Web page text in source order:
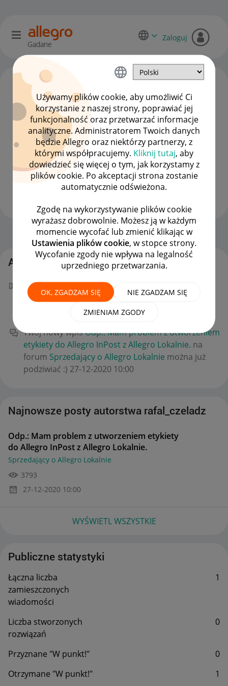
Używamy plików cookie, aby umożliwić Ci
korzystanie z naszej strony, poprawiać jej
funkcjonalność oraz przetwarzać informacje
analityczne. Administratorem Twoich danych
będzie Allegro oraz niektórzy partnerzy, z
którymi współpracujemy. Kliknij tutaj, aby
dowiedzieć się więcej o tym, jak korzystamy z
plików cookie. Po akceptacji strona zostanie
automatycznie odświeżona.
Zgodę na wykorzystywanie plików cookie
wyrażasz dobrowolnie. Możesz ją w każdym
momencie wycofać lub zmienić klikając w
Ustawienia plików cookie, w stopce strony.
Wycofanie zgody nie wpływa na legalność
uprzedniego przetwarzania.
OK, ZGADZAM SIĘ NIE ZGADZAM SIĘ
ZMIENIAM ZGODY
Gadane
Zaloguj
rafal_czeladz
#7 Wielbiciel
Strona Główna OPCJE
Aktywność rafal_czeladz
Gratulacje! Masz nowy "W punkt!" za wpis
Mam problem z utworzeniem etykiety do Allegro
InPost z Allegro Lokalnie..‎06-01-2021
Twój nowy wpisOdp.: Mam problem z utworzeniem
etykiety do Allegro InPost z Allegro Lokalnie. na
forum Sprzedający o Allegro Lokalnie można już
podziwiać :) ‎27-12-2020 10:00
Najnowsze posty autorstwa rafal_czeladz
Odp.: Mam problem z utworzeniem etykiety
do Allegro InPost z Allegro Lokalnie.
Sprzedający o Allegro Lokalnie
3793
‎27-12-2020 10:00
WYŚWIETL WSZYSTKIE
Publiczne statystyki
Łączna liczba
zamieszczonych
wiadomości
1
Liczba stworzonych
rozwiązań
0
Przyznane "W punkt!"
0
Otrzymane "W punkt!"
1